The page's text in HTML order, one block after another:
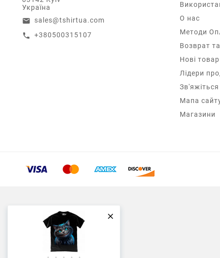

Україна
email sales@tshirtua.com
call +380500315107
О нас
Методи
Возврат
Нові
Лідери
Мапа
Магазини